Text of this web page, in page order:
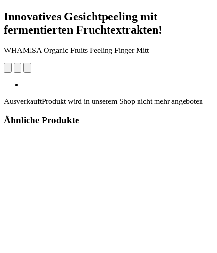
Innovatives Gesichtpeeling mit
fermentierten Fruchtextrakten!
WHAMISA Organic Fruits Peeling Finger Mitt
AusverkauftProdukt wird in unserem Shop nicht mehr angeboten
Ähnliche Produkte